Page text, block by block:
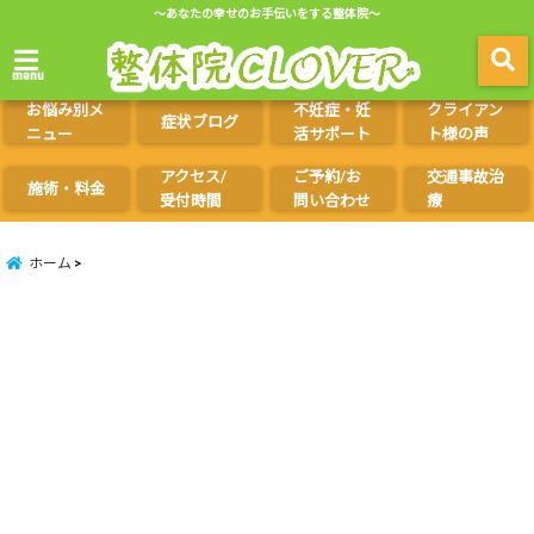
～あなたの幸せのお手伝いをする整体院～
menu
お悩み別メ
ニュー
症状ブログ
不妊症・妊
活サポート
クライアン
ト様の声
施術・料金
アクセス/
受付時間
ご予約/お
問い合わせ
交通事故治
療
ホーム